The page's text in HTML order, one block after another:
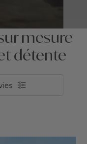
mesure
détente